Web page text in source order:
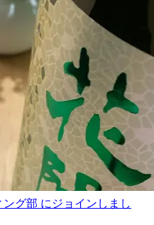
グ部 にジョインしまし